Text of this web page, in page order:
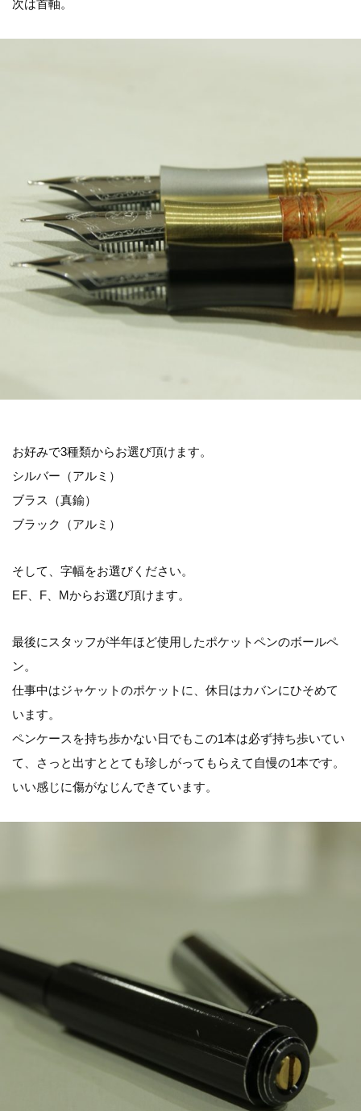
次は首軸。
お好みで3種類からお選び頂けます。
シルバー（アルミ）
ブラス（真鍮）
ブラック（アルミ）
そして、字幅をお選びください。
EF、F、Mからお選び頂けます。
最後にスタッフが半年ほど使用したポケットペンのボールペ
ン。
仕事中はジャケットのポケットに、休日はカバンにひそめて
います。
ペンケースを持ち歩かない日でもこの1本は必ず持ち歩いてい
て、さっと出すととても珍しがってもらえて自慢の1本です。
いい感じに傷がなじんできています。